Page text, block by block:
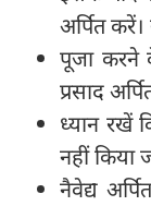
अर्पित
पूजा करने
प्रसाद
ध्यान रखें
नहीं किया
नैवेद्य